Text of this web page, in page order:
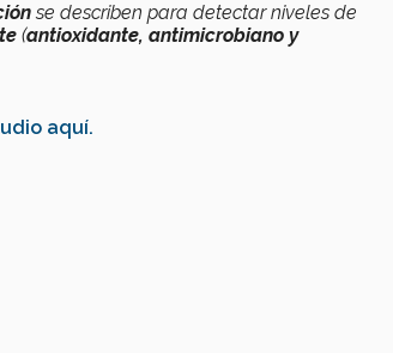
se describen para detectar niveles de
(antioxidante, antimicrobiano y
aquí.